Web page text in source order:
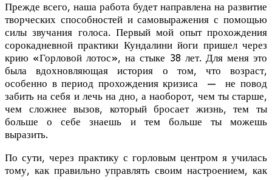
Прежде всего, наша работа будет направлена на развитие
творческих способностей и самовыражения с помощью
силы звучания голоса. Первый мой опыт прохождения
сорокадневной практики Кундалини йоги пришел через
крию «Горловой лотос», на стыке 38 лет. Для меня это
была вдохновляющая история о том, что возраст,
особенно в период прохождения кризиса — не повод
забить на себя и лечь на дно, а наоборот, чем ты старше,
чем сложнее вызов, который бросает жизнь, тем ты
больше о себе знаешь и тем больше ты можешь
выразить.
По сути, через практику с горловым центром я училась
тому, как правильно управлять своим настроением, как